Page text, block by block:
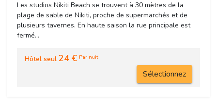
Les studios Nikiti Beach se trouvent à 30 mètres de la
plage de sable de Nikiti, proche de supermarchés et de
plusieurs tavernes. En haute saison la rue principale est
fermé...
Hôtel seul 24 € Par nuit
Sélectionnez